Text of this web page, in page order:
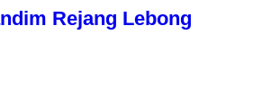
Rejang Lebong